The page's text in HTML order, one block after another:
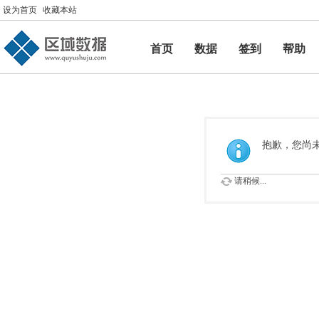
设为首页 收藏本站
首页 数据 签到
帮助
帮助
抱歉，您尚
请稍候...